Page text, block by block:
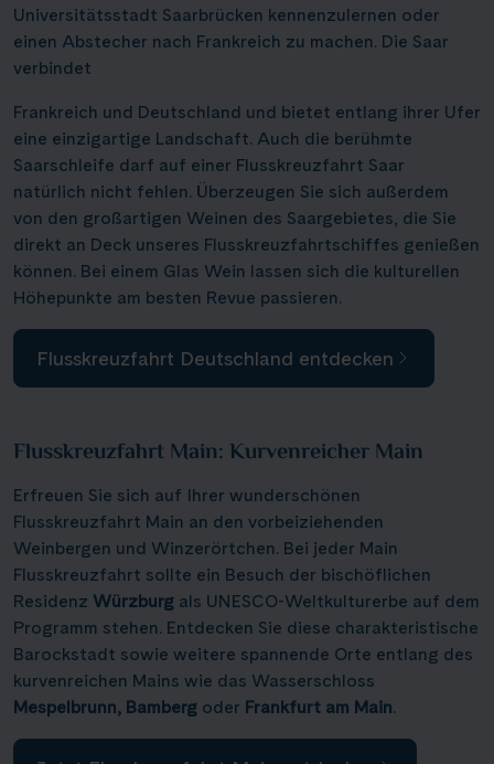
Universitätsstadt Saarbrücken kennenzulernen oder
einen Abstecher nach Frankreich zu machen. Die Saar
verbindet
Frankreich und Deutschland und bietet entlang ihrer Ufer
eine einzigartige Landschaft. Auch die berühmte
Saarschleife darf auf einer Flusskreuzfahrt Saar
natürlich nicht fehlen. Überzeugen Sie sich außerdem
von den großartigen Weinen des Saargebietes, die Sie
direkt an Deck unseres Flusskreuzfahrtschiffes genießen
können. Bei einem Glas Wein lassen sich die kulturellen
Höhepunkte am besten Revue passieren.
Flusskreuzfahrt Deutschland entdecken
Flusskreuzfahrt Main: Kurvenreicher Main
Erfreuen Sie sich auf Ihrer wunderschönen
Flusskreuzfahrt Main an den vorbeiziehenden
Weinbergen und Winzerörtchen. Bei jeder Main
Flusskreuzfahrt sollte ein Besuch der bischöflichen
Residenz Würzburg als UNESCO-Weltkulturerbe auf dem
Programm stehen. Entdecken Sie diese charakteristische
Barockstadt sowie weitere spannende Orte entlang des
kurvenreichen Mains wie das Wasserschloss
Mespelbrunn, Bamberg oder Frankfurt am Main.
Suchen & Buchen
Reisezeitraum ·Reisedauer
Alle Länder